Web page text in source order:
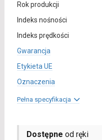
Rok produkcji
Indeks nośności
Indeks prędkości
Gwarancja
Etykieta UE
Oznaczenia
Pełna specyfikacja
Dostępne od ręki